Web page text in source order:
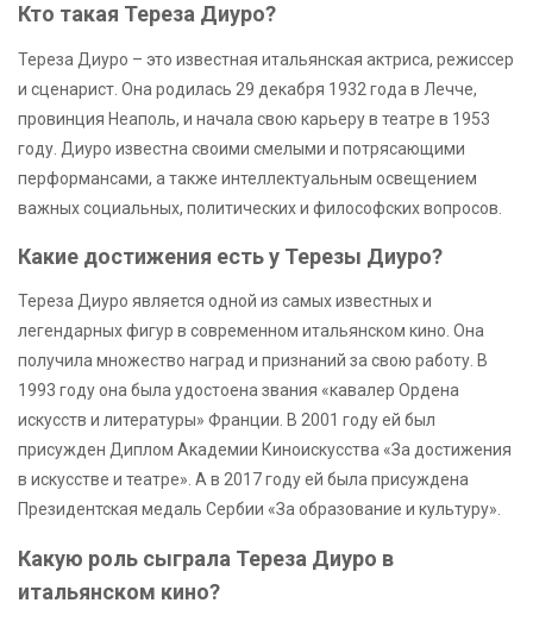
Кто такая Тереза Диуро?
Тереза Диуро – это известная итальянская актриса, режиссер
и сценарист. Она родилась 29 декабря 1932 года в Лечче,
провинция Неаполь, и начала свою карьеру в театре в 1953
году. Диуро известна своими смелыми и потрясающими
перформансами, а также интеллектуальным освещением
важных социальных, политических и философских вопросов.
Какие достижения есть у Терезы Диуро?
Тереза Диуро является одной из самых известных и
легендарных фигур в современном итальянском кино. Она
получила множество наград и признаний за свою работу. В
1993 году она была удостоена звания «кавалер Ордена
искусств и литературы» Франции. В 2001 году ей был
присужден Диплом Академии Киноискусства «За достижения
в искусстве и театре». А в 2017 году ей была присуждена
Президентская медаль Сербии «За образование и культуру».
Какую роль сыграла Тереза Диуро в
итальянском кино?